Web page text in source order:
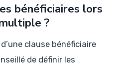
bénéficiaires lors
?
clause bénéficiaire
de définir les